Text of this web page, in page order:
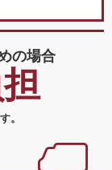
の場合
。